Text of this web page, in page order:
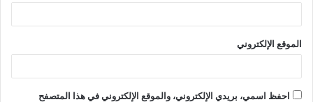
الموقع الإلكتروني
احفظ اسمي، بريدي الإلكتروني، والموقع الإلكتروني في هذا المتصفح